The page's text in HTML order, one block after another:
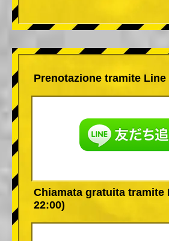
Prenotazione tramite Line
Chiamata gratuita tramite
22:00)